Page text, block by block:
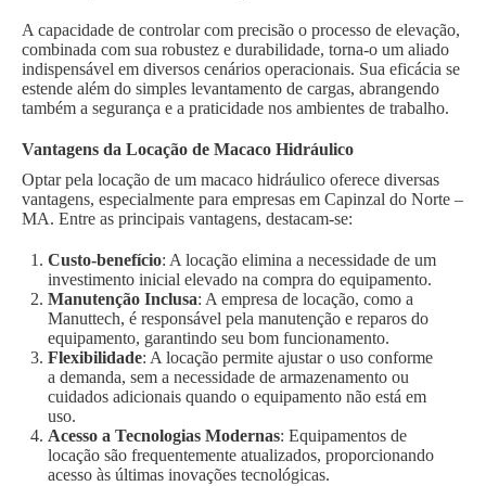
A capacidade de controlar com precisão o processo de elevação,
combinada com sua robustez e durabilidade, torna-o um aliado
indispensável em diversos cenários operacionais. Sua eficácia se
estende além do simples levantamento de cargas, abrangendo
também a segurança e a praticidade nos ambientes de trabalho.
Vantagens da Locação de Macaco Hidráulico
Optar pela locação de um macaco hidráulico oferece diversas
vantagens, especialmente para empresas em Capinzal do Norte –
MA. Entre as principais vantagens, destacam-se:
Custo-benefício: A locação elimina a necessidade de um
investimento inicial elevado na compra do equipamento.
Manutenção Inclusa: A empresa de locação, como a
Manuttech, é responsável pela manutenção e reparos do
equipamento, garantindo seu bom funcionamento.
Flexibilidade: A locação permite ajustar o uso conforme
a demanda, sem a necessidade de armazenamento ou
cuidados adicionais quando o equipamento não está em
uso.
Acesso a Tecnologias Modernas: Equipamentos de
locação são frequentemente atualizados, proporcionando
acesso às últimas inovações tecnológicas.